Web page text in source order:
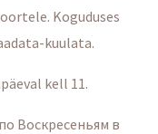
Koguduses
kuulata.
kell 11.
Воскресеньям в